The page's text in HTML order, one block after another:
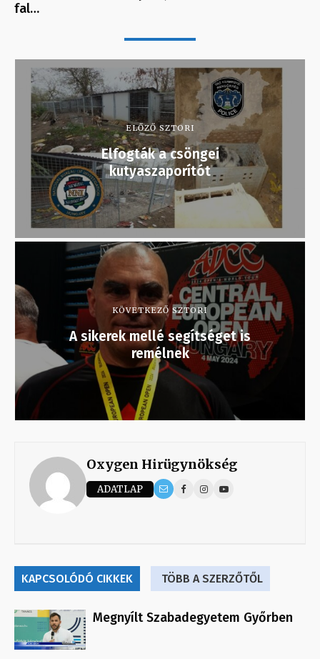
fal…
ELŐZŐ SZTORI
Elfogták a csöngei
kutyaszaporítót
KÖVETKEZŐ SZTORI
A sikerek mellé segítséget is
remélnek
Oxygen Hirügynökség
ADATLAP
KAPCSOLÓDÓ CIKKEK TÖBB A SZERZŐTŐL
Megnyílt Szabadegyetem Győrben